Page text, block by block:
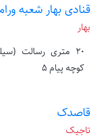
قنادی بهار شعبه
بهار
۲۰ متری رسالت
کوچه پیام ۵
قاصدک
تاجیک